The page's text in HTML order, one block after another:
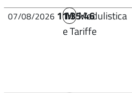
07/08/2026 11:35:46
MModulistica
e Tariffe